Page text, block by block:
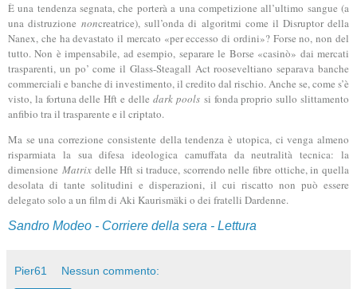
È una tendenza segnata, che porterà a una competizione all’ultimo sangue (a
una distruzionenoncreatrice), sull’onda di algoritmi come il Disruptor della
Nanex, che ha devastato il mercato «per eccesso di ordini»? Forse no, non del
tutto. Non è impensabile, ad esempio, separare le Borse «casinò» dai mercati
trasparenti, un po’ come il Glass-Steagall Act rooseveltiano separava banche
commerciali e banche di investimento, il credito dal rischio. Anche se, come s’è
visto, la fortuna delle Hft e delledark pools si fonda proprio sullo slittamento
anfibio tra il trasparente e il criptato.
Ma se una correzione consistente della tendenza è utopica, ci venga almeno
risparmiata la sua difesa ideologica camuffata da neutralità tecnica: la
dimensione Matrixdelle Hft si traduce, scorrendo nelle fibre ottiche, in quella
desolata di tante solitudini e disperazioni, il cui riscatto non può essere
delegato solo a un film di Aki Kaurismäki o dei fratelli Dardenne.
Sandro Modeo - Corriere della sera - Lettura
Pier61 Nessun commento: